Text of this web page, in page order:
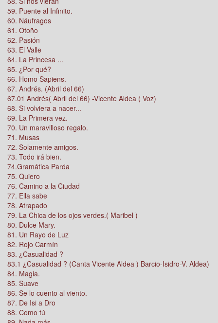
59. Puente al Infinito.
60. Náufragos
61. Otoño
62. Pasión
63. El Valle
64. La Princesa ...
65. ¿Por qué?
66. Homo Sapiens.
67. Andrés. (Abril del 66)
67.01 Andrés( Abril del 66) -Vicente Aldea ( Voz)
68. Si volviera a nacer...
69. La Primera vez.
70. Un maravilloso regalo.
71. Musas
72. Solamente amigos.
73. Todo irá bien.
74.Gramática Parda
75. Quiero
76. Camino a la Ciudad
77. Ella sabe
78. Atrapado
79. La Chica de los ojos verdes.( Maribel )
80. Dulce Mary.
81. Un Rayo de Luz
82. Rojo Carmín
83. ¿Casualidad ?
83.1 ¿Casualidad ? (Canta Vicente Aldea ) Barcio-Isidro-V. Aldea)
84. Magia.
85. Suave
86. Se lo cuento al viento.
87. De Isi a Dro
88. Como tú